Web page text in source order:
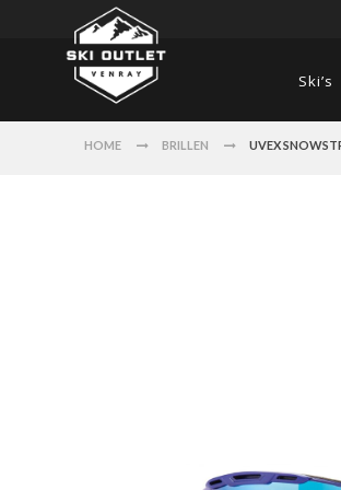
Ski’s
HOME BRILLEN UVEX